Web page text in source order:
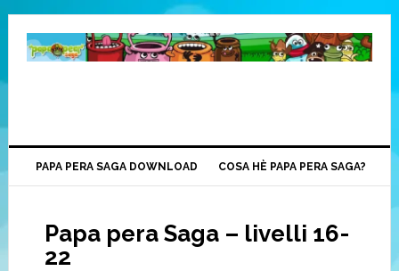
PAPA PERA SAGA DOWNLOAD COSA HÈ PAPA PERA SAGA?
Papa pera Saga – livelli 16-
22